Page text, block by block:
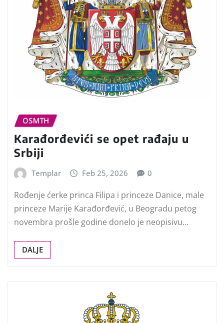
OSMTH
Karađorđevići se opet rađaju u
Srbiji
Templar Feb 25, 2026 0
Rođenje ćerke princa Filipa i princeze Danice, male
princeze Marije Karađorđević, u Beogradu petog
novembra prošle godine donelo je neopisivu…
DALJE